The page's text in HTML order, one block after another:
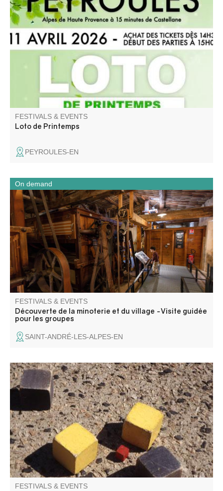
A gagner : Cave à vin, Vidéo projecteur, Paniers garnies,
Jambon cru, bons d'achat … Buvette et petite
restauration sur place.
FESTIVALS & EVENTS
Loto de Printemps
PEYROULES-EN
A day combining industrial heritage and local discovery.
FESTIVALS & EVENTS
Découverte de la minoterie et du village -Visite guidée
pour les groupes
On demand
SAINT-ANDRÉ-LES-ALPES-EN
Come and enjoy the Comité des Fêtes Day, and take part
in the square boules competition on the jeu de boules.
Refreshment bar and music all day. P
FESTIVALS & EVENTS